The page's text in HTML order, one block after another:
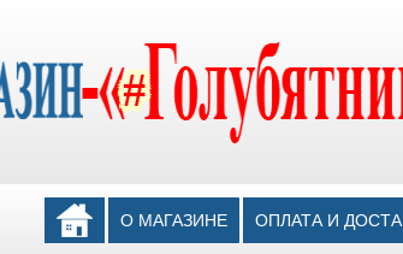
ОПЛАТА И
О МАГАЗИНЕ